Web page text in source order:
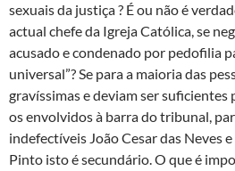
sexuais da justiça ? É ou não é
actual chefe da Igreja Católica, se
acusado e condenado por pedofilia
universal”? Se para a maioria das
gravíssimas e deviam ser suficientes
os envolvidos à barra do tribunal,
indefectíveis João Cesar das Neves
Pinto isto é secundário. O que é